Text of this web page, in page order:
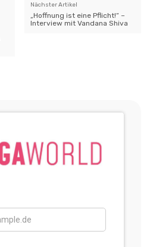
Nächster Artikel
„Hoffnung ist eine Pflicht!“ –
Interview mit Vandana Shiva